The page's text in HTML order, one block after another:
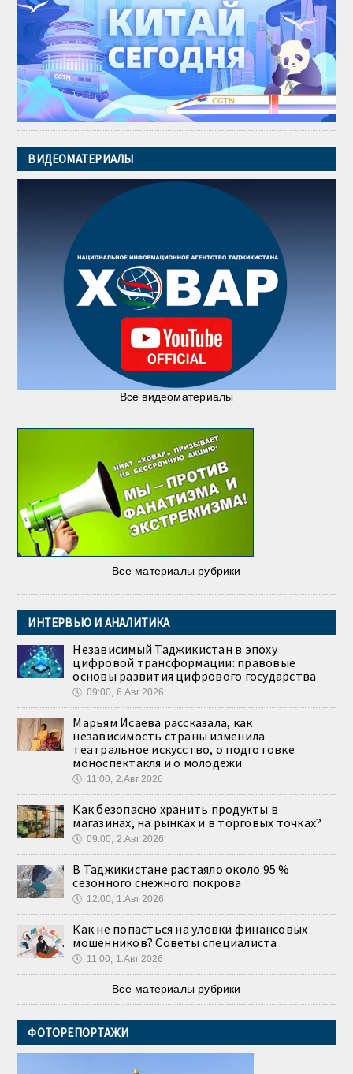
ВИДЕОМАТЕРИАЛЫ
Все видеоматериалы
Все материалы рубрики
ИНТЕРВЬЮ И АНАЛИТИКА
Независимый Таджикистан в эпоху
цифровой трансформации: правовые
основы развития цифрового государства
🕔 09:00, 6.Авг 2026
Марьям Исаева рассказала, как
независимость страны изменила
театральное искусство, о подготовке
моноспектакля и о молодёжи
🕔 11:00, 2.Авг 2026
Как безопасно хранить продукты в
магазинах, на рынках и в торговых точках?
🕔 09:00, 2.Авг 2026
В Таджикистане растаяло около 95 %
сезонного снежного покрова
🕔 12:00, 1.Авг 2026
Как не попасться на уловки финансовых
мошенников? Советы специалиста
🕔 11:00, 1.Авг 2026
Все материалы рубрики
ФОТОРЕПОРТАЖИ